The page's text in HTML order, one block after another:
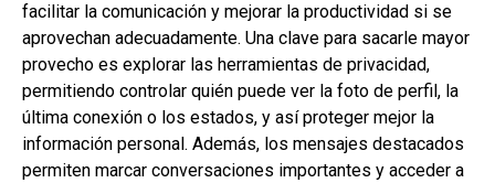
facilitar la comunicación y mejorar la productividad si se
aprovechan adecuadamente. Una clave para sacarle mayor
provecho es explorar las herramientas de privacidad,
permitiendo controlar quién puede ver la foto de perfil, la
última conexión o los estados, y así proteger mejor la
información personal. Además, los mensajes destacados
permiten marcar conversaciones importantes y acceder a